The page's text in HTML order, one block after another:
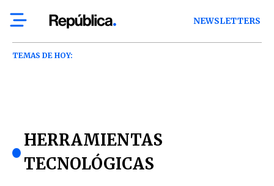
NEWSLETTERS
TEMAS DE HOY:
HERRAMIENTAS
TECNOLÓGICAS